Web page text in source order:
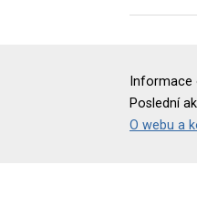
Informace
Poslední
O webu a